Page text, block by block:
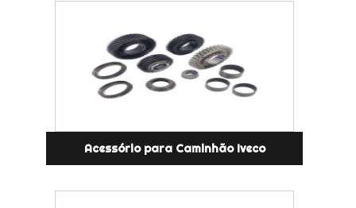
Acessório para Caminhão Iveco